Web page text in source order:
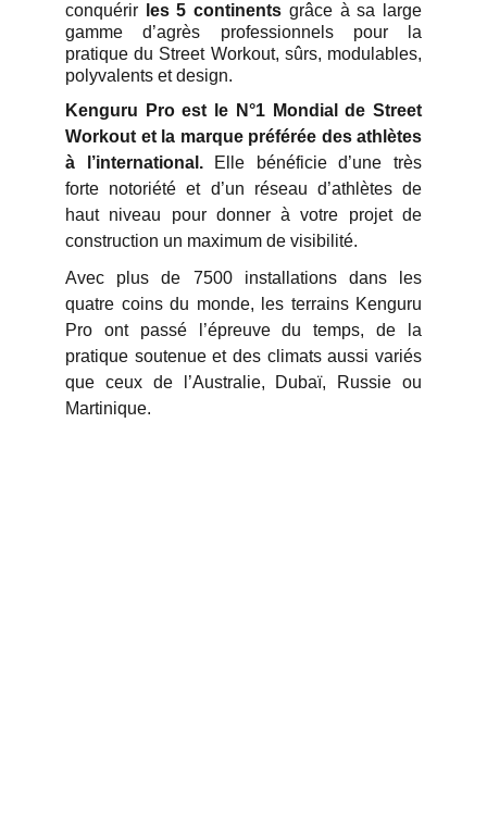
conquérir
les 5 continents grâce à sa large
gamme d’agrès professionnels pour la
pratique du Street Workout, sûrs, modulables,
polyvalents et design.
Kenguru Pro est le N°1 Mondial de Street
Workout et la marque préférée des athlètes
à l’international.Elle bénéficie d’une très
forte notoriété et d’un réseau d’athlètes de
haut niveau pour donner à votre projet de
construction un maximum de visibilité.
Avec plus de 7500 installations dans les
quatre coins du monde, les terrains Kenguru
Pro ont passé l’épreuve du temps, de la
pratique soutenue et des climats aussi variés
que ceux de l’Australie, Dubaï, Russie ou
Martinique.